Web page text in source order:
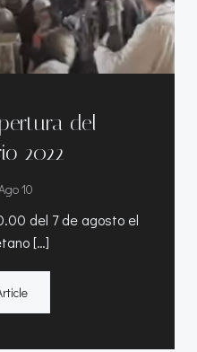
del
2022
10
del 7 de agosto el
[…]